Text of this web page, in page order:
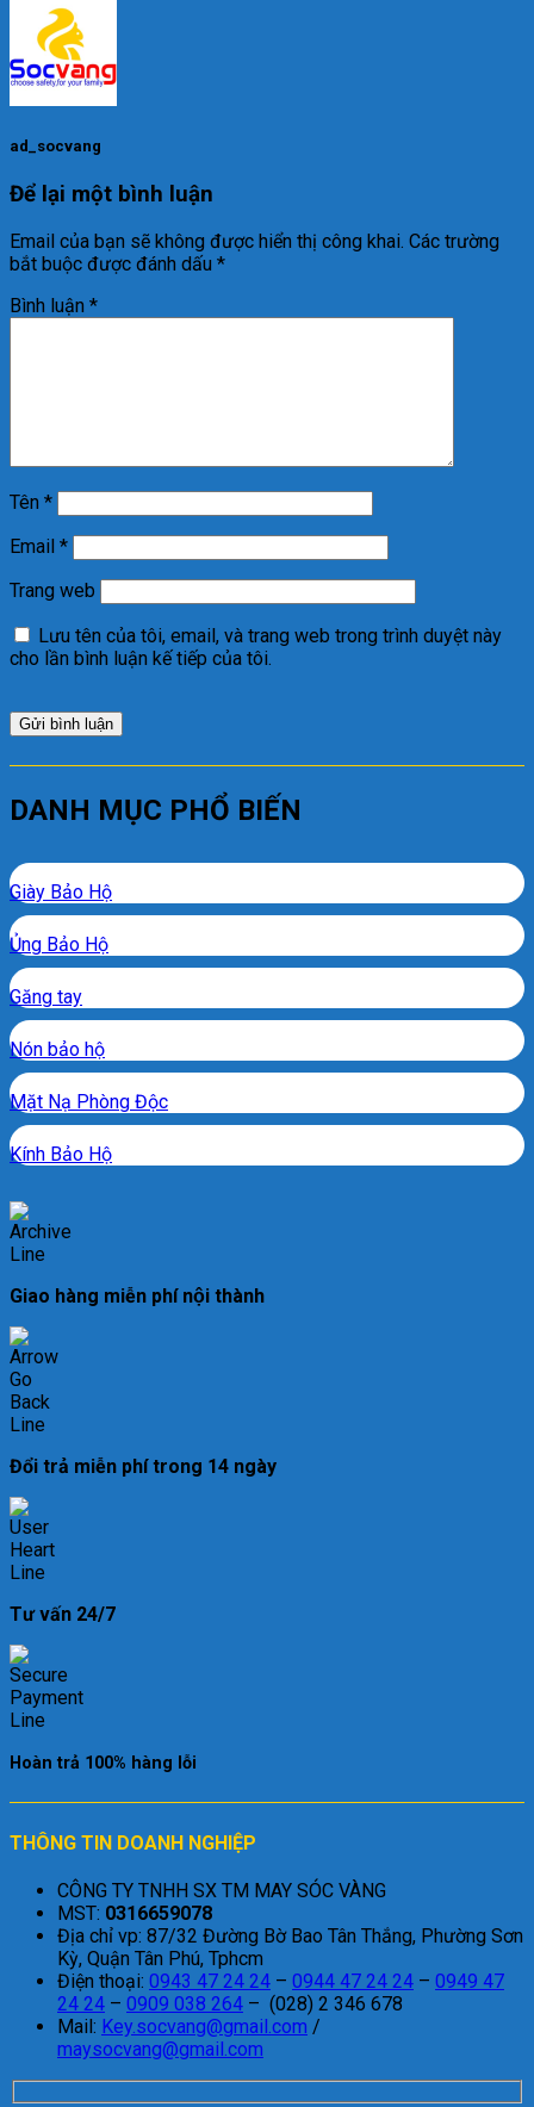
ad_socvang
Để lại một bình luận
Email của bạn sẽ không được hiển thị công khai. Các trường
bắt buộc được đánh dấu *
Bình luận *
Tên *
Email *
Trang web
Lưu tên của tôi, email, và trang web trong trình duyệt này
cho lần bình luận kế tiếp của tôi.
DANH MỤC PHỔ BIẾN
Giày Bảo Hộ
Ủng Bảo Hộ
Găng tay
Nón bảo hộ
Mặt Nạ Phòng Độc
Kính Bảo Hộ
Giao hàng miễn phí nội thành
Đổi trả miễn phí trong 14 ngày
Tư vấn 24/7
Hoàn trả 100% hàng lỗi
THÔNG TIN DOANH NGHIỆP
CÔNG TY TNHH SX TM MAY SÓC VÀNG
MST: 0316659078
Địa chỉ vp: 87/32 Đường Bờ Bao Tân Thắng, Phường Sơn
Kỳ, Quận Tân Phú, Tphcm
Điện thoại: 0943 47 24 24 – 0944 47 24 24 – 0949 47
24 24 – 0909 038 264 – (028) 2 346 678
Mail: Key.socvang@gmail.com /
maysocvang@gmail.com